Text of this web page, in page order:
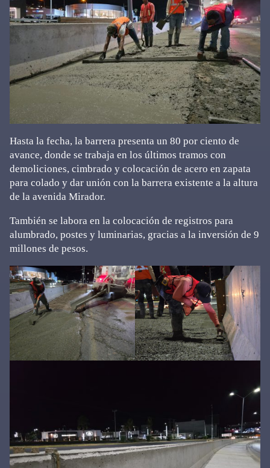
Hasta la fecha, la barrera presenta un 80 por ciento de
avance, donde se trabaja en los últimos tramos con
demoliciones, cimbrado y colocación de acero en zapata
para colado y dar unión con la barrera existente a la altura
de la avenida Mirador.
También se labora en la colocación de registros para
alumbrado, postes y luminarias, gracias a la inversión de 9
millones de pesos.